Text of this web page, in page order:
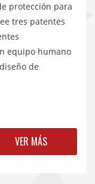
protección para
tres patentes
equipo humano
de
VER MÁS